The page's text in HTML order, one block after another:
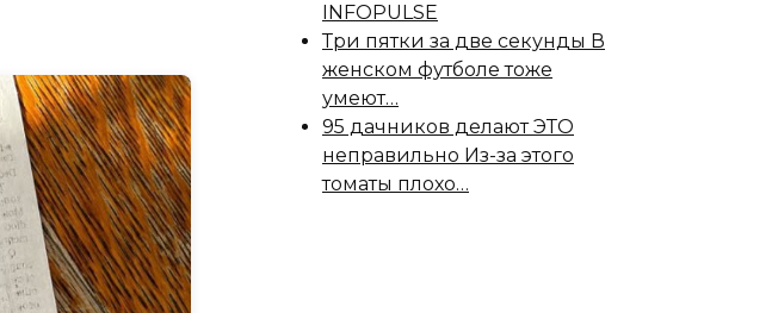
INFOPULSE
Три пятки за две секунды В
женском футболе тоже
умеют…
95 дачников делают ЭТО
неправильно Из-за этого
томаты плохо…